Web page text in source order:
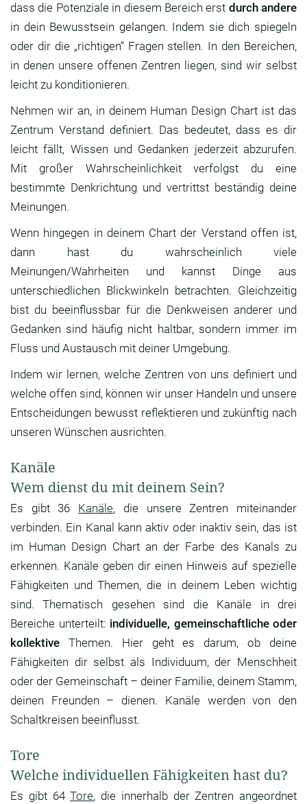
dass die Potenziale in diesem Bereich erst durch andere
in dein Bewusstsein gelangen. Indem sie dich spiegeln
oder dir die „richtigen“ Fragen stellen. In den Bereichen,
in denen unsere offenen Zentren liegen, sind wir selbst
leicht zu konditionieren.
Nehmen wir an, in deinem Human Design Chart ist das
Zentrum Verstand definiert. Das bedeutet, dass es dir
leicht fällt, Wissen und Gedanken jederzeit abzurufen.
Mit großer Wahrscheinlichkeit verfolgst du eine
bestimmte Denkrichtung und vertrittst beständig deine
Meinungen.
Wenn hingegen in deinem Chart der Verstand offen ist,
dann hast du wahrscheinlich viele
Meinungen/Wahrheiten und kannst Dinge aus
unterschiedlichen Blickwinkeln betrachten. Gleichzeitig
bist du beeinflussbar für die Denkweisen anderer und
Gedanken sind häufig nicht haltbar, sondern immer im
Fluss und Austausch mit deiner Umgebung.
Indem wir lernen, welche Zentren von uns definiert und
welche offen sind, können wir unser Handeln und unsere
Entscheidungen bewusst reflektieren und zukünftig nach
unseren Wünschen ausrichten.
Kanäle
Wem dienst du mit deinem Sein?
Es gibt 36 Kanäle, die unsere Zentren miteinander
verbinden. Ein Kanal kann aktiv oder inaktiv sein, das ist
im Human Design Chart an der Farbe des Kanals zu
erkennen. Kanäle geben dir einen Hinweis auf spezielle
Fähigkeiten und Themen, die in deinem Leben wichtig
sind. Thematisch gesehen sind die Kanäle in drei
Bereiche unterteilt: individuelle, gemeinschaftliche oder
kollektive Themen. Hier geht es darum, ob deine
Fähigkeiten dir selbst als Individuum, der Menschheit
oder der Gemeinschaft – deiner Familie, deinem Stamm,
deinen Freunden – dienen. Kanäle werden von den
Schaltkreisen beeinflusst.
Tore
Welche individuellen Fähigkeiten hast du?
Es gibt 64Tore, die innerhalb der Zentren angeordnet